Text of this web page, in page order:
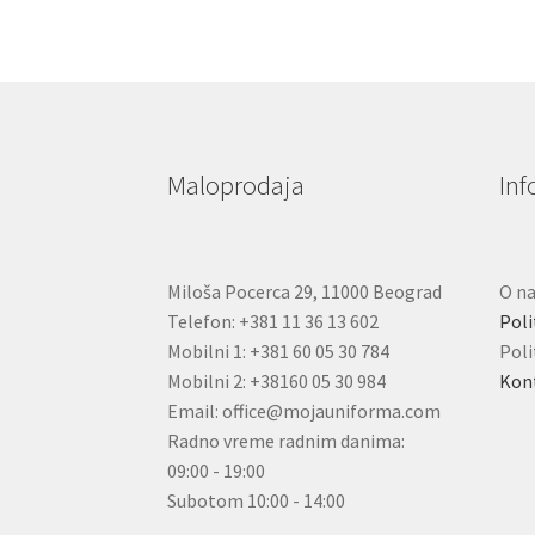
Maloprodaja
Miloša Pocerca 29, 11000 Beograd
Telefon: +381 11 36 13 602
Mobilni 1: +381 60 05 30 784
Mobilni 2: +38160 05 30 984
Email: office@mojauniforma.com
Radno vreme radnim danima:
09:00 - 19:00
Subotom 10:00 - 14:00
O